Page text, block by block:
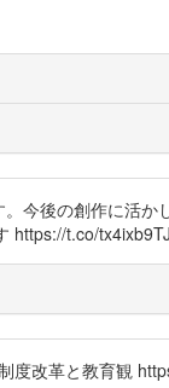
今後の創作に活か
https://t.co/
度改革と教育観